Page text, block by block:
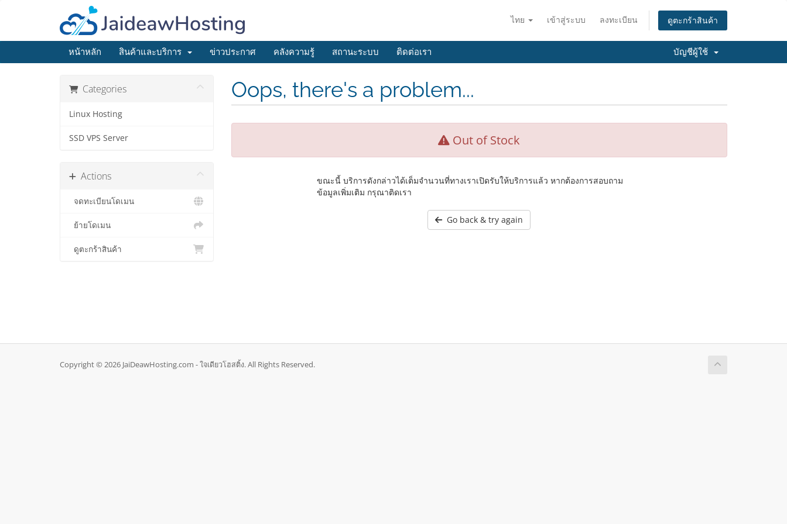
ไทย เข้าสู่ระบบ ลงทะเบียน ดูตะกร้าสินค้า
หน้าหลัก สินค้าและบริการ ข่าวประกาศ คลังความรู้ สถานะระบบ ติดต่อเรา บัญชีผู้ใช้
Categories
Linux Hosting
SSD VPS Server
Actions
จดทะเบียนโดเมน
ย้ายโดเมน
ดูตะกร้าสินค้า
Oops, there's a problem...
Out of Stock
ขณะนี้ บริการดังกล่าวได้เต็มจำนวนที่ทางเราเปิดรับให้บริการแล้ว หากต้องการสอบถาม
ข้อมูลเพิ่มเติม กรุณาติดเรา
Go back & try again
Copyright © 2026 JaiDeawHosting.com - ใจเดียวโฮสติ้ง. All Rights Reserved.